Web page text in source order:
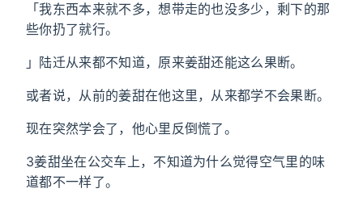
「我东西本来就不多，想带走的也没多少，剩下的那
些你扔了就行。
」陆迁从来都不知道，原来姜甜还能这么果断。
或者说，从前的姜甜在他这里，从来都学不会果断。
现在突然学会了，他心里反倒慌了。
3姜甜坐在公交车上，不知道为什么觉得空气里的味
道都不一样了。